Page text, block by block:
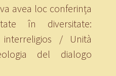
avea loc conferința
în diversitate:
/ Unità
del dialogo